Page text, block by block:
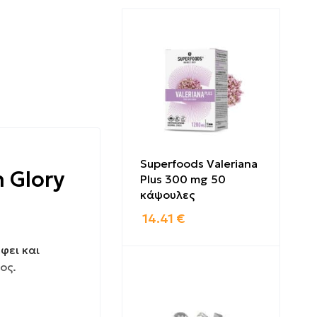
Glory
και
Superfoods Valeriana
Plus 300 mg 50
κάψουλες
14.41 €